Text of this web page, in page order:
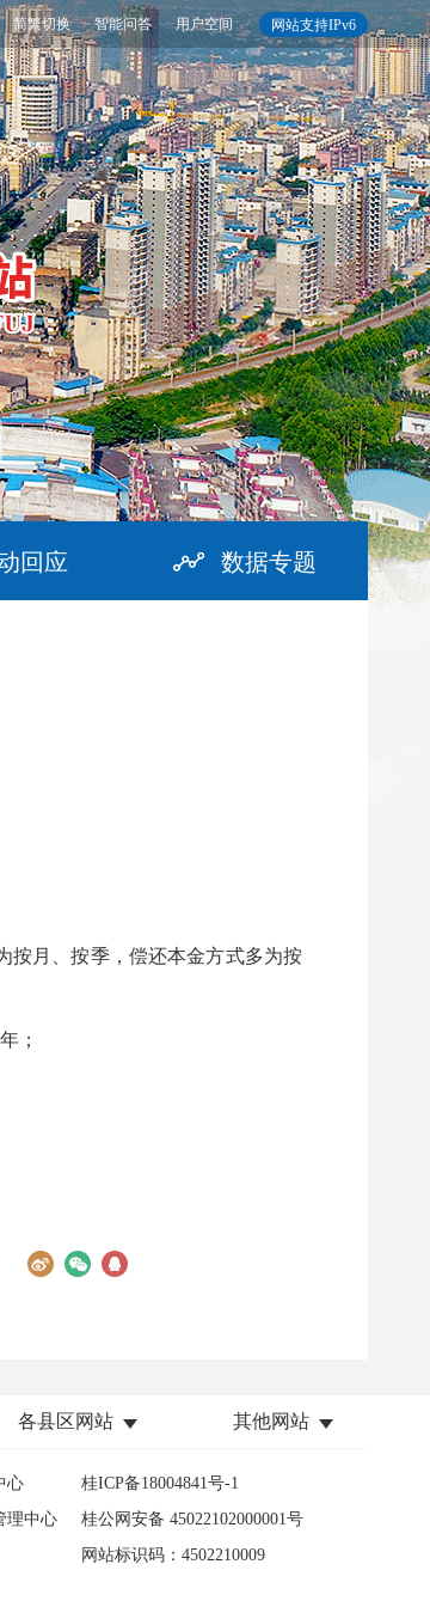
网站支持IPv6
简繁切换 智能问答 用户空间
回应 数据专题
按月、按季，偿还本金方式多为按
；
各县区网站 其他网站
心
理中心
桂ICP备18004841号-1
桂公网安备 45022102000001号
网站标识码：4502210009